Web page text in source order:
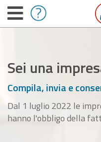
Sei una
Compila, invia e
Dal 1 luglio 2022 le
hanno l'obbligo della